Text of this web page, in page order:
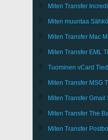
Miten Transfer
Miten muuntaa
Miten Transfer Mac
Miten Transfer EML
Tuominen vCard
Miten Transfer MSG
Miten Transfer Gmail
Miten Transfer The
Miten Transfer